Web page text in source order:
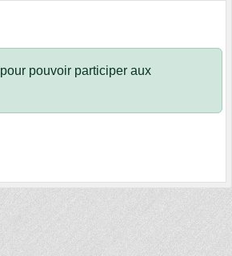
pour pouvoir participer aux